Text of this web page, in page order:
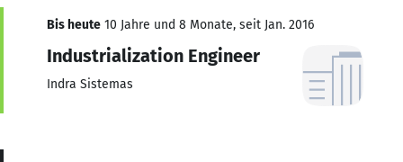
Bis heute 10 Jahre und 8 Monate, seit Jan. 2016
Industrialization Engineer
Indra Sistemas